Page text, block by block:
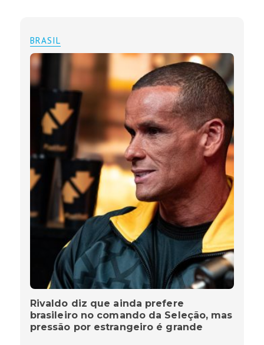
BRASIL
Rivaldo diz que ainda prefere
brasileiro no comando da Seleção, mas
pressão por estrangeiro é grande